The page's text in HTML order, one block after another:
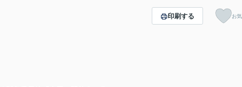
印刷する お